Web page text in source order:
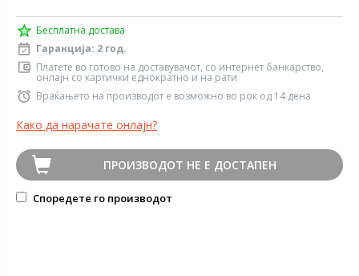
Бесплатна достава
Гаранција: 2 год.
Платете во готово на доставувачот, со интернет банкарство,
онлајн со картички еднократно и на рати
Враќањето на производот е возможно во рок од 14 дена
Како да нарачате онлајн?
ПРОИЗВОДОТ НЕ Е ДОСТАПЕН
Споредете го производот
Технологија дигитален инвертер
Уживај во енергетска ефикасност, помалку бучава и
перформанси. Технологијата на дигитален инвертер користи
магнети за тивки и моќни перформанси, но користи помалку
од универзалниот мотор. Исто така, доаѓа со гаранција од 10
за моторот.
*10-годишната гаранција за делови е ограничена на дигиталниот инвертер
потребна сметка за купување на која е наведен датумот на купување. Важат
полнителни ограничувања и ограничувања, видете ја гаранцијата за детали.